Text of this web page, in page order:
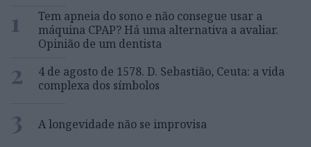
1
Tem apneia do sono e não consegue usar a
máquina CPAP? Há uma alternativa a avaliar.
Opinião de um dentista
2
4 de agosto de 1578. D. Sebastião, Ceuta: a vida
complexa dos símbolos
3 A longevidade não se improvisa